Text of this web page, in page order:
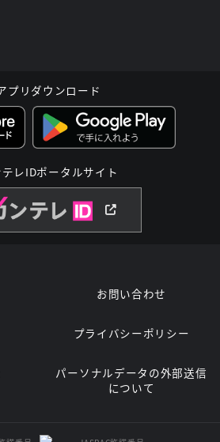
プリダウンロード
レIDポータルサイト
お問い合わせ
プライバシーポリシー
パーソナルデータの外部送信
について